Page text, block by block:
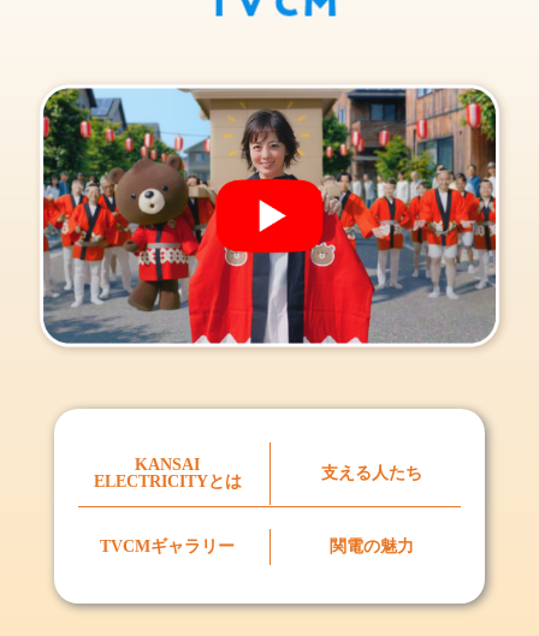
KANSAI
ELECTRICITYとは
支える人たち
TVCMギャラリー 関電の魅力